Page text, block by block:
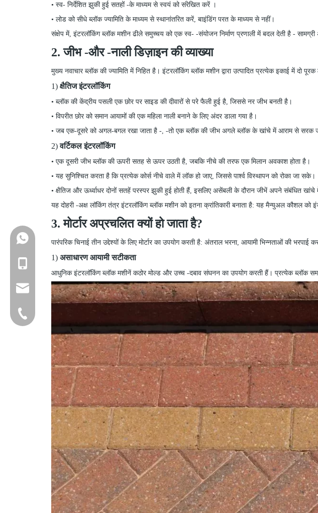
• स्व- निर्देशित झुकी हुई सतहों -के माध्यम से स्वयं को संरेखित करें ।
• लोड को सीधे ब्लॉक ज्यामिति के माध्यम से स्थानांतरित करें, बाइंडिंग परत के माध्यम से नहीं।
संक्षेप में, इंटरलॉकिंग ब्लॉक मशीन ढीले समुच्चय को एक स्व- -संयोजन निर्माण प्रणाली में बदल देती है -
2. जीभ-और-नाली डिज़ाइन की व्याख्या
मुख्य नवाचार ब्लॉक की ज्यामिति में निहित है। इंटरलॉकिंग ब्लॉक मशीन द्वारा उत्पादित प्रत्येक इकाई में दो
1) क्षैतिज इंटरलॉकिंग
• ब्लॉक की केंद्रीय पसली एक छोर पर साइड की दीवारों से परे फैली हुई है, जिससे नर जीभ बनती है।
• विपरीत छोर को समान आयामों की एक महिला नाली बनाने के लिए अंदर डाला गया है।
• जब एक-दूसरे को अगल-बगल रखा जाता है - -तो एक ब्लॉक की जीभ अगले ब्लॉक के खांचे में आराम से सरक
2)वर्टिकल इंटरलॉकिंग
• एक दूसरी जीभ ब्लॉक की ऊपरी सतह से ऊपर उठती है, जबकि नीचे की तरफ एक मिलान अवकाश होता है।
• यह सुनिश्चित करता है कि प्रत्येक कोर्स नीचे वाले में लॉक हो जाए, जिससे पार्श्व विस्थापन को रोका जा सके।
• क्षैतिज और ऊर्ध्वाधर दोनों सतहें परस्पर झुकी हुई होती हैं, इसलिए असेंबली के दौरान जीभें अपने संबंधित खांचे
यह दोहरी -अक्ष लॉकिंग तंत्र इंटरलॉकिंग ब्लॉक मशीन को इतना क्रांतिकारी बनाता है: यह मैन्युअल कौशल को
3. मोर्टार अप्रचलित क्यों हो जाता है?
पारंपरिक चिनाई तीन उद्देश्यों के लिए मोर्टार का उपयोग करती है: अंतराल भरना, आयामी भिन्नताओं की
1) असाधारण आयामी सटीकता
आधुनिक इंटरलॉकिंग ब्लॉक मशीनें कठोर मोल्ड और उच्च -दबाव संघनन का उपयोग करती हैं। प्रत्येक ब्लॉक
+86-18150503129
+86-18150503129
group@qunfeng.com